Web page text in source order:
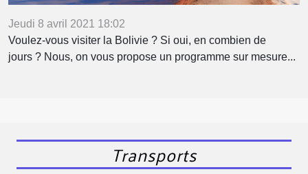
Jeudi 8 avril 2021 18:02
Voulez-vous visiter la Bolivie ? Si oui, en combien de
jours ? Nous, on vous propose un programme sur mesure...
Transports